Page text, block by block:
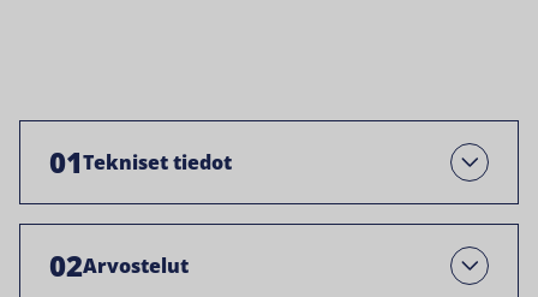
01Tekniset tiedot Avaa
02Arvostelut Open